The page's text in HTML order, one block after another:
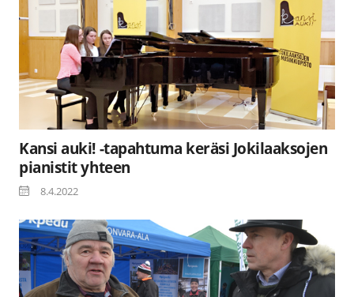
Kansi auki! -tapahtuma keräsi Jokilaaksojen
pianistit yhteen
8.4.2022